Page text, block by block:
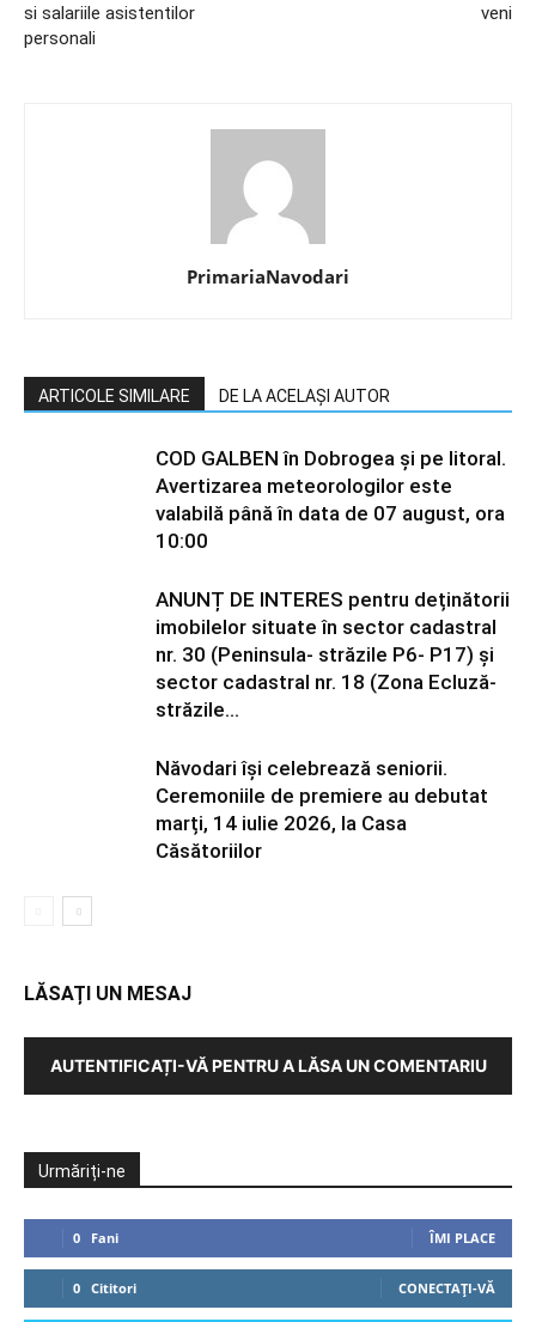
si salariile asistentilor
personali
veni
PrimariaNavodari
ARTICOLE SIMILARE DE LA ACELAȘI AUTOR
COD GALBEN în Dobrogea și pe litoral.
Avertizarea meteorologilor este
valabilă până în data de 07 august, ora
10:00
ANUNȚ DE INTERES pentru deținătorii
imobilelor situate în sector cadastral
nr. 30 (Peninsula- străzile P6- P17) și
sector cadastral nr. 18 (Zona Ecluză-
străzile...
Năvodari își celebrează seniorii.
Ceremoniile de premiere au debutat
marți, 14 iulie 2026, la Casa
Căsătoriilor
LĂSAȚI UN MESAJ
AUTENTIFICAȚI-VĂ PENTRU A LĂSA UN COMENTARIU
Urmăriți-ne
0 Fani ÎMI PLACE
0 Cititori CONECTAȚI-VĂ